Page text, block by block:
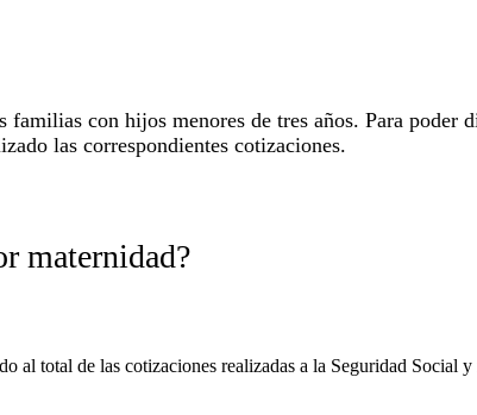
con hijos menores de tres años. Para poder
las correspondientes cotizaciones.
maternidad?
al total de las cotizaciones realizadas a la Seguridad Social